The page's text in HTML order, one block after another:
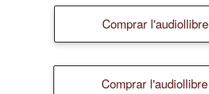
Comprar l'audiollibre
Comprar l'audiollibre